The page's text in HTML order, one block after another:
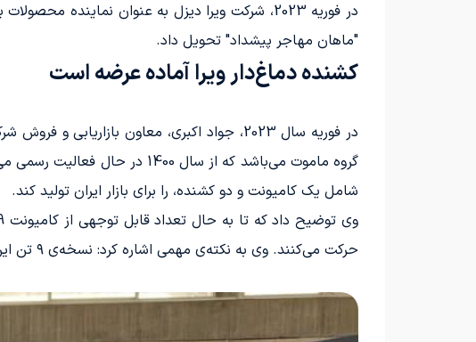
"ماهان مهاجر پیشداد" تحویل داد.
کشنده دماغ‌دار ویرا آماده عرضه است
در فوریه سال 2023، جواد اکبری، معاون
گروه ماموت می‌باشد که از
شامل یک کامیونت و دو کشنده، را برای بازار ایران تولید کند.
حرکت می‌کنند. وی به نکته‌ی مهمی اشاره کرد: نسخه‌ی ۹ تن این کامیونت به زودی توسط این شرکت عرضه خواهد شد و به سبد محصولات این برند اضافه خواهد شد.